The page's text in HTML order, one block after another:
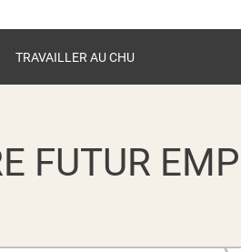
TRAVAILLER AU CHU
FUTUR